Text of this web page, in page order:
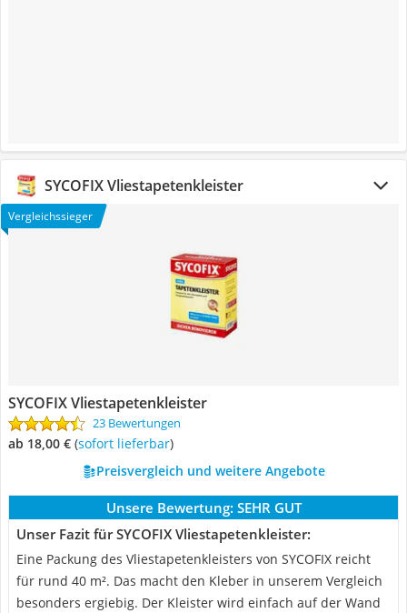
SYCOFIX Vliestapetenkleister
Vergleichssieger
SYCOFIX Vliestapetenkleister
23 Bewertungen
ab 18,00 € ( Sofort lieferbar)
Preisvergleich und weitere Angebote
Unsere Bewertung: SEHR GUT
Unser Fazit für SYCOFIX Vliestapetenkleister:
Eine Packung des Vliestapetenkleisters von SYCOFIX reicht
für rund 40 m². Das macht den Kleber in unserem Vergleich
besonders ergiebig. Der Kleister wird einfach auf der Wand